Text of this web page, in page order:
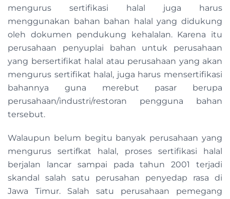
mengurus sertifikasi halal juga harus
menggunakan bahan bahan halal yang didukung
oleh dokumen pendukung kehalalan. Karena itu
perusahaan penyuplai bahan untuk perusahaan
yang bersertifikat halal atau perusahaan yang akan
mengurus sertifikat halal, juga harus mensertifikasi
bahannya guna merebut pasar berupa
perusahaan/industri/restoran pengguna bahan
tersebut.
Walaupun belum begitu banyak perusahaan yang
mengurus sertifkat halal, proses sertifikasi halal
berjalan lancar sampai pada tahun 2001 terjadi
skandal salah satu perusahan penyedap rasa di
Jawa Timur. Salah satu perusahaan pemegang